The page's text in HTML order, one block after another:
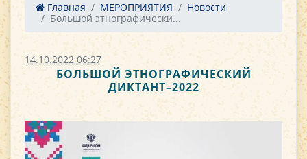
Главная МЕРОПРИЯТИЯ
Новости
Большой этнографически...
14.10.2022 06:27
БОЛЬШОЙ ЭТНОГРАФИЧЕСКИЙ
ДИКТАНТ–2022